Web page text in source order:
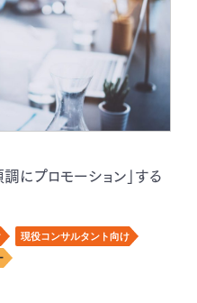
にプロモーション」する
現役コンサルタント向け